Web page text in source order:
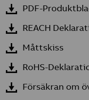
PDF-
REACH
Måttskiss
RoHS-
Försäkran om